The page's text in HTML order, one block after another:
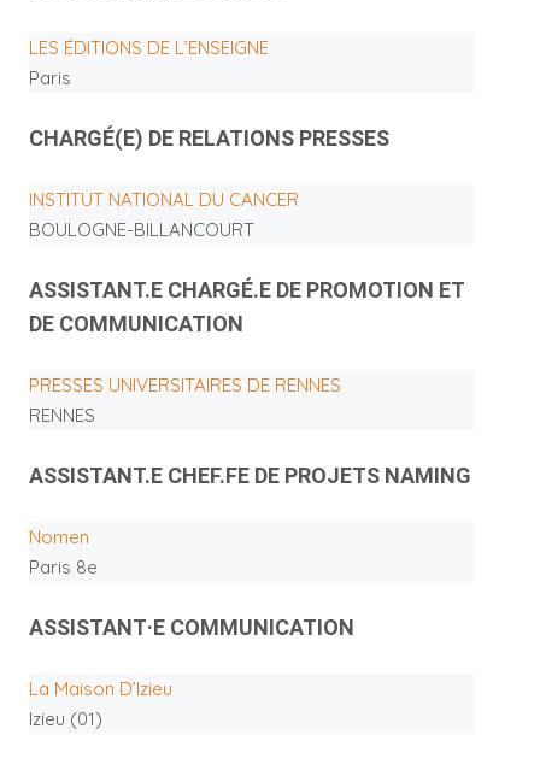
LES ÉDITIONS DE L’ENSEIGNE
Paris
CHARGÉ(E) DE RELATIONS PRESSES
INSTITUT NATIONAL DU CANCER
BOULOGNE-BILLANCOURT
ASSISTANT.E CHARGÉ.E DE PROMOTION ET
DE COMMUNICATION
PRESSES UNIVERSITAIRES DE RENNES
RENNES
ASSISTANT.E CHEF.FE DE PROJETS NAMING
Nomen
Paris 8e
ASSISTANT·E COMMUNICATION
La Maison D’Izieu
Izieu (01)